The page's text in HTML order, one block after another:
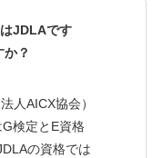
JDLAです
？
人AICX協会）
検定とE資格
の資格では